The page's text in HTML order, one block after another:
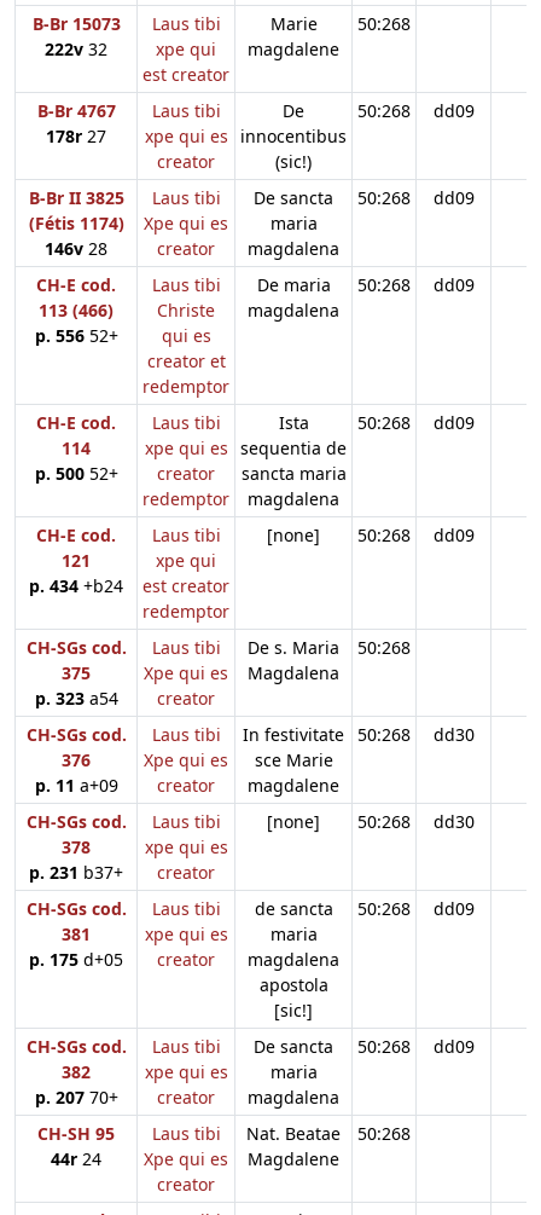
B-Br 15073
222v 32
Laus tibi
xpe qui
est creator
Marie
magdalene
50:268
B-Br 4767
178r 27
Laus tibi
xpe qui es
creator
De
innocentibus
(sic!)
50:268 dd09
B-Br II 3825
(Fétis 1174)
146v 28
Laus tibi
Xpe qui es
creator
De sancta
maria
magdalena
50:268 dd09
CH-E cod.
113 (466)
p. 55652+
Laus tibi
Christe
qui es
creator et
redemptor
De maria
magdalena
50:268 dd09
CH-E cod.
114
p. 50052+
Laus tibi
xpe qui es
creator
redemptor
Ista
sequentia de
sancta maria
magdalena
50:268 dd09
CH-E cod.
121
p. 434 +b24
Laus tibi
xpe qui
est creator
redemptor
[none] 50:268 dd09
CH-SGs cod.
375
p. 323a54
Laus tibi
Xpe qui es
creator
De s. Maria
Magdalena
50:268
CH-SGs cod.
376
p. 11 a+09
Laus tibi
Xpe qui es
creator
In festivitate
sce Marie
magdalene
50:268 dd30
CH-SGs cod.
378
p. 231 b37+
Laus tibi
xpe qui es
creator
[none] 50:268 dd30
CH-SGs cod.
381
p. 175 d+05
Laus tibi
xpe qui es
creator
de sancta
maria
magdalena
apostola
[sic!]
50:268 dd09
CH-SGs cod.
382
p. 20770+
Laus tibi
xpe qui es
creator
De sancta
maria
magdalena
50:268 dd09
CH-SH 95
44r 24
Laus tibi
Xpe qui es
creator
Nat. Beatae
Magdalene
50:268